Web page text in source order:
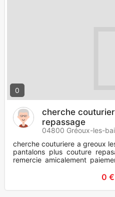
0
cherche
repassage
04800 Gréoux-les-
cherche couturiere a greoux
pantalons plus couture
remercie amicalement
0 €